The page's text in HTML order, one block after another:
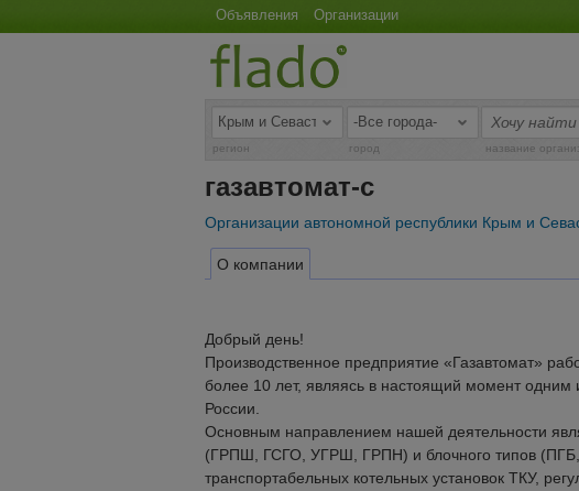
Объявления Организации
регион город название
газавтомат-с
Организации автономной республики Крым и
О компании
Добрый день!
Производственное предприятие «Газавтомат»
более 10 лет, являясь в настоящий момент одним
России.
Основным направлением нашей деятельности
(ГРПШ, ГСГО, УГРШ, ГРПН) и блочного типов (ПГБ,
транспортабельных котельных установок ТКУ,